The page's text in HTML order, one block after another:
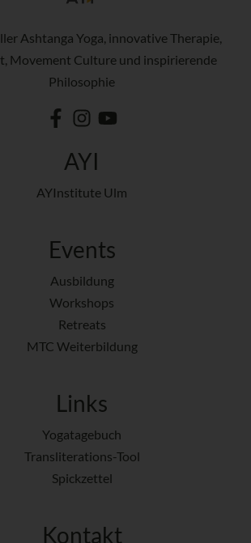
Ashtanga Yoga, innovative Therapie,
Movement Culture und inspirierende
Philosophie
AYI
AYInstitute Ulm
Events
Ausbildung
Workshops
Retreats
MTC Weiterbildung
Links
Yogatagebuch
Transliterations-Tool
Spickzettel
Kontakt